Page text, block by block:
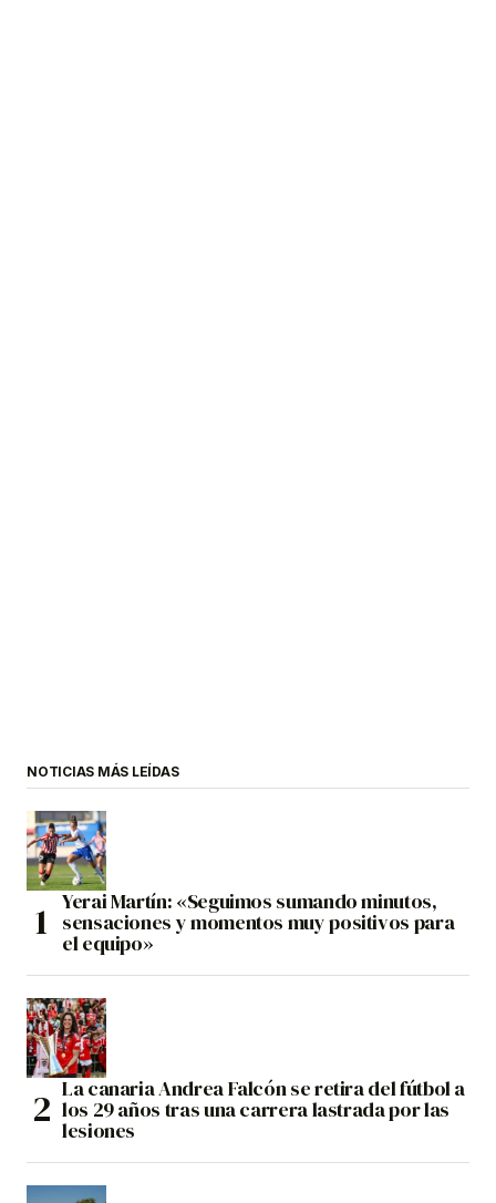
NOTICIAS MÁS LEÍDAS
Yerai Martín: «Seguimos sumando minutos,
sensaciones y momentos muy positivos para
el equipo»
La canaria Andrea Falcón se retira del fútbol a
los 29 años tras una carrera lastrada por las
lesiones